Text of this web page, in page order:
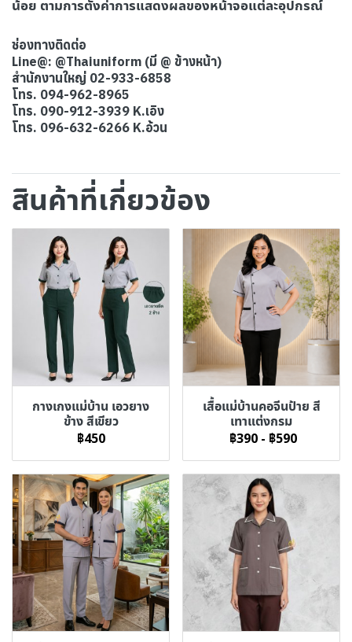
น้อย ตามการตั้งค่าการแสดงผลของหน้าจอแต่ละอุปกรณ์
ช่องทางติดต่อ
Line@: @Thaiuniform (มี @ ข้างหน้า)
สำนักงานใหญ่ 02-933-6858
โทร. 094-962-8965
โทร. 090-912-3939 K.เอิง
โทร. 096-632-6266 K.อ้วน
สินค้าที่เกี่ยวข้อง
กางเกงแม่บ้าน เอวยาง
ข้าง สีเขียว
฿450
เสื้อแม่บ้านคอจีนป้าย สี
เทาแต่งกรม
฿390 - ฿590